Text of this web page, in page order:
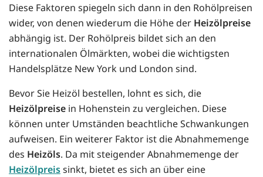
Diese Faktoren spiegeln sich dann in den Rohölpreisen
wider, von denen wiederum die Höhe der Heizölpreise
abhängig ist. Der Rohölpreis bildet sich an den
internationalen Ölmärkten, wobei die wichtigsten
Handelsplätze New York und London sind.
Bevor Sie Heizöl bestellen, lohnt es sich, die
Heizölpreise in Hohenstein zu vergleichen. Diese
können unter Umständen beachtliche Schwankungen
aufweisen. Ein weiterer Faktor ist die Abnahmemenge
des Heizöls. Da mit steigender Abnahmemenge der
Heizölpreissinkt, bietet es sich an über eine